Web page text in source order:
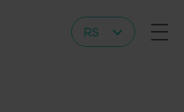
RS